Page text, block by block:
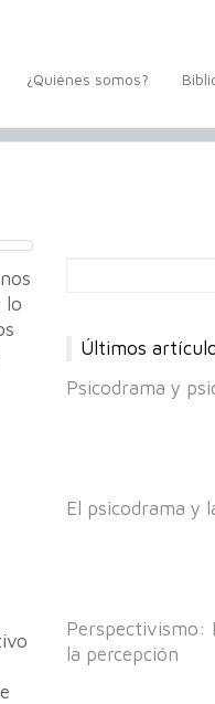
¿Quiénes somos?
lo
Últimos
Psicodrama y
El psicodrama y
Perspectivismo:
la percepción